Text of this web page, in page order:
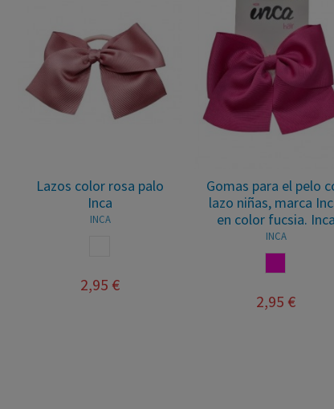
Lazos color rosa palo
Inca
INCA
2,95 €
Gomas para el pelo
lazo niñas, marca
en color fucsia. Inca
INCA
2,95 €